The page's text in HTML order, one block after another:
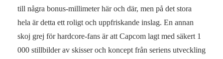
till några bonus-millimeter här och där, men på det stora
hela är detta ett roligt och uppfriskande inslag. En annan
skoj grej för hardcore-fans är att Capcom lagt med säkert 1
000 stillbilder av skisser och koncept från seriens utveckling